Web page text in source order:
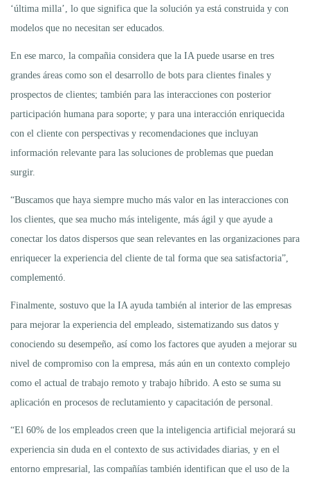
‘última milla’, lo que significa que la solución ya está construida y con
modelos que no necesitan ser educados.
En ese marco, la compañia considera que la IA puede usarse en tres
grandes áreas como son el desarrollo de bots para clientes finales y
prospectos de clientes; también para las interacciones con posterior
participación humana para soporte; y para una interacción enriquecida
con el cliente con perspectivas y recomendaciones que incluyan
información relevante para las soluciones de problemas que puedan
surgir.
“Buscamos que haya siempre mucho más valor en las interacciones con
los clientes, que sea mucho más inteligente, más ágil y que ayude a
conectar los datos dispersos que sean relevantes en las organizaciones para
enriquecer la experiencia del cliente de tal forma que sea satisfactoria”,
complementó.
Finalmente, sostuvo que la IA ayuda también al interior de las empresas
para mejorar la experiencia del empleado, sistematizando sus datos y
conociendo su desempeño, así como los factores que ayuden a mejorar su
nivel de compromiso con la empresa, más aún en un contexto complejo
como el actual de trabajo remoto y trabajo híbrido. A esto se suma su
aplicación en procesos de reclutamiento y capacitación de personal.
“El 60% de los empleados creen que la inteligencia artificial mejorará su
experiencia sin duda en el contexto de sus actividades diarias, y en el
entorno empresarial, las compañías también identifican que el uso de la